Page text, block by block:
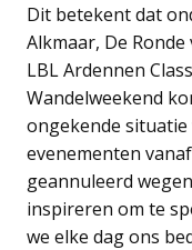
Dit betekent dat
Alkmaar, De
LBL Ardennen
Wandelweekend
ongekende
evenementen
geannuleerd
inspireren om te
we elke dag ons